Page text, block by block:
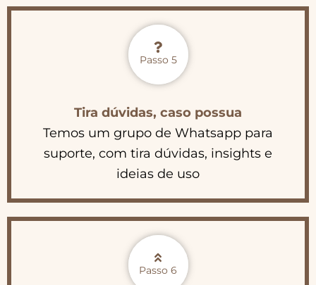
Passo 5
Tira dúvidas, caso possua
Temos um grupo de Whatsapp para
suporte, com tira dúvidas, insights e
ideias de uso
Passo 6